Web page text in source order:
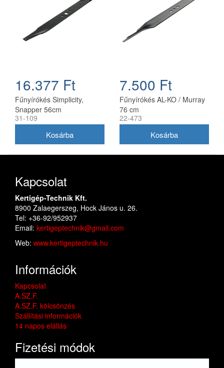
16.377 Ft
Fűnyírókés Simplicity,
Snapper 56cm
(1716695ASM)
31-109
7.500 Ft
Fűnyírókés AL-KO / Murray
76 cm
22-473
Kapcsolat
Kertigép-Technik Kft.
8900 Zalaegerszeg, Hock János u. 26.
Tel: +36-92/952937
Email: kertigeptechnik@gmail.com
Web: www.kertigeptechnik.hu
Információk
Kapcsolat
A.SZ.F.
A.SZ.F. kölcsönzés
Szállítási információk
14 napos elállás
Fizetési módok